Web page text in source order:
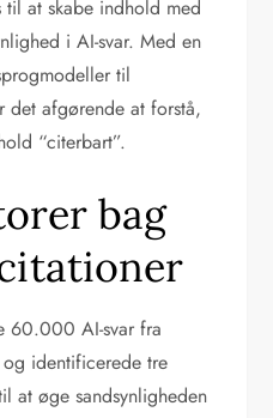
at skabe indhold med
i AI-svar. Med en
til
det afgørende at forstå,
“citerbart”.
bag
citationer
60.000 AI-svar fra
og identificerede tre
at øge sandsynligheden